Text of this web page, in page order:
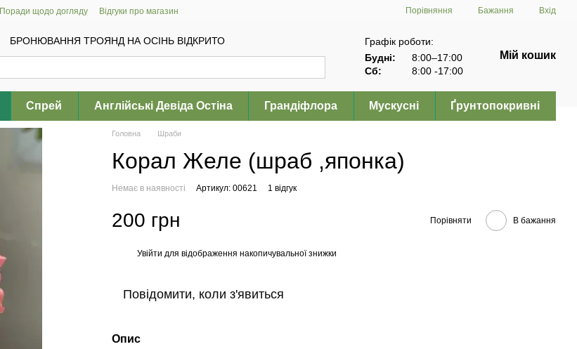
Поради щодо догляду Відгуки про магазин Порівняння Бажання Вхід
БРОНЮВАННЯ ТРОЯНД НА ОСІНЬ ВІДКРИТО
Графік роботи:
Будні:
8:00–17:00
Сб:
8:00 -17:00
Мій кошик
Спрей Англійські Девіда Остіна Грандіфлора Мускусні Ґрунтопокривні
Головна Шраби
Корал Желе (шраб ,японка)
Немає в наявності Артикул: 00621 1 відгук
200 грн Порівняти В бажання
Увійти для відображення накопичувальної знижки
Повідомити, коли з'явиться
Опис